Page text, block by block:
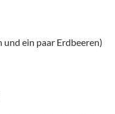
ein paar Erdbeeren)